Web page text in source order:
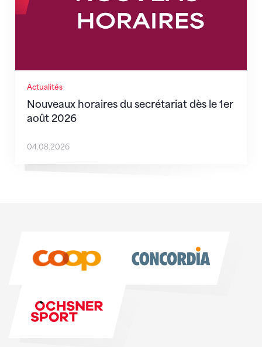
Actualités
Nouveaux horaires du secrétariat dès le 1er
août 2026
04.08.2026